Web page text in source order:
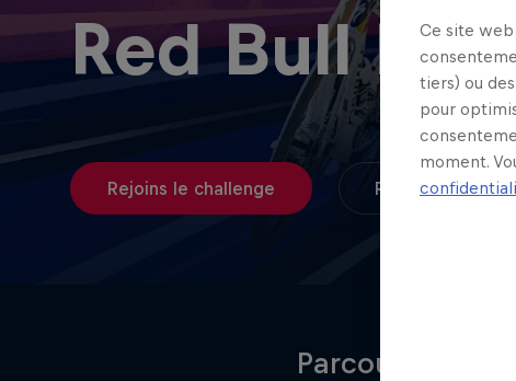
Red Bull
Rejoins le challenge Règlement
Parcours 700
Ce site
tiers) ou
pour
moment.